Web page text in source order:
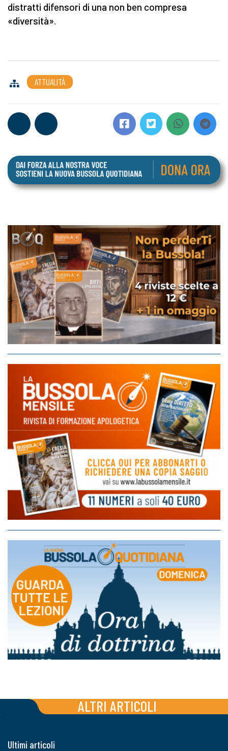
distratti difensori di una non ben compresa
«diversità».
ATTUALITÀ
ALTRI ARTICOLI
Ultimi articoli